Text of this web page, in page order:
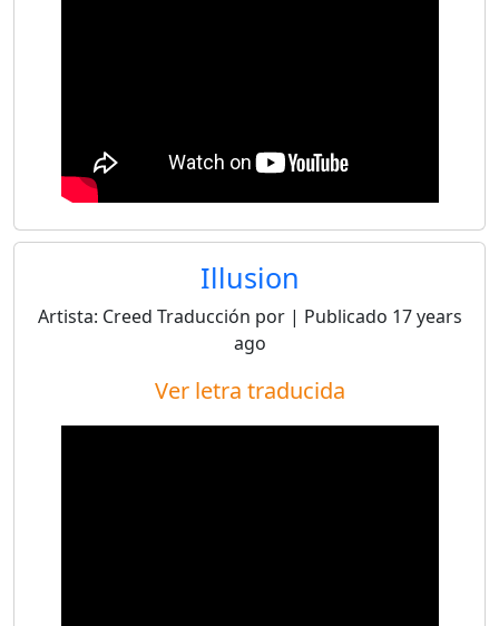
Illusion
Artista: Creed Traducción por | Publicado 17 years
ago
Ver letra traducida